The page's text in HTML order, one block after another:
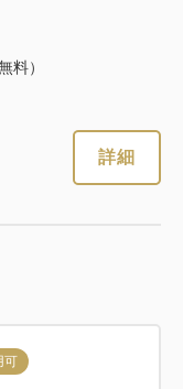
》
料）
詳細
可